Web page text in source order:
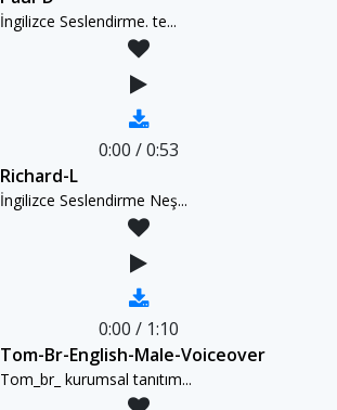
İngilizce Seslendirme. te...
0:00 /0:53
Richard-L
İngilizce Seslendirme Neş...
0:00 / 1:10
Tom-Br-English-Male-Voiceover
Tom_br_ kurumsal tanıtım...